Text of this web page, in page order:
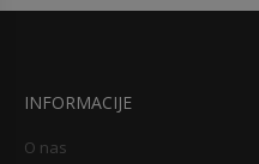
INFORMACIJE
O nas